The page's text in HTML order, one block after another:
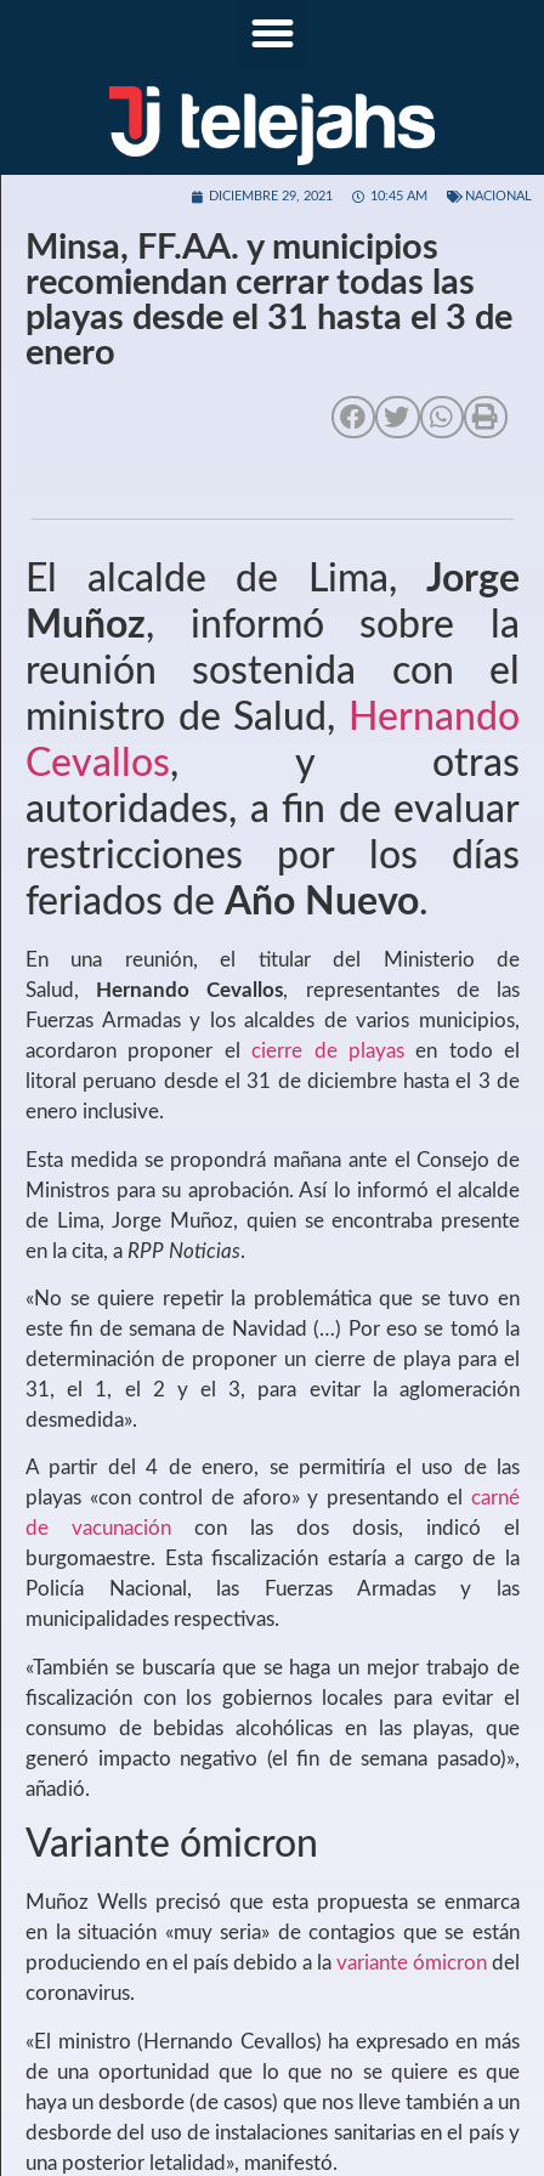
DICIEMBRE 29, 2021 10:45 AM NACIONAL
Minsa, FF.AA. y municipios
recomiendan cerrar todas las
playas desde el 31 hasta el 3 de
enero
El alcalde de Lima, Jorge
Muñoz, informó sobre la
reunión sostenida con el
ministro de Salud, Hernando
Cevallos, y otras
autoridades, a fin de evaluar
restricciones por los días
feriados de Año Nuevo.
En una reunión, el titular del Ministerio de
Salud,
Hernando Cevallos, representantes de las
Fuerzas Armadas y los alcaldes de varios municipios,
acordaron proponer elcierre de playasen todo el
litoral peruano desde el 31 de diciembre hasta el 3 de
enero inclusive.
Esta medida se propondrá mañana ante el Consejo de
Ministros para su aprobación. Así lo informó el alcalde
de Lima, Jorge Muñoz, quien se encontraba presente
en la cita, a RPP Noticias.
«No se quiere repetir la problemática que se tuvo en
este fin de semana de Navidad (…) Por eso se tomó la
determinación de proponer un cierre de playa para el
31, el 1, el 2 y el 3, para evitar la aglomeración
desmedida».
A partir del 4 de enero, se permitiría el uso de las
playas «con control de aforo» y presentando el carné
de vacunación con las dos dosis, indicó el
burgomaestre. Esta fiscalización estaría a cargo de la
Policía Nacional, las Fuerzas Armadas y las
municipalidades respectivas.
«También se buscaría que se haga un mejor trabajo de
fiscalización con los gobiernos locales para evitar el
consumo de bebidas alcohólicas en las playas, que
generó impacto negativo (el fin de semana pasado)»,
añadió.
Variante ómicron
Muñoz Wells precisó que esta propuesta se enmarca
en la situación «muy seria» de contagios que se están
produciendo en el país debido a la variante ómicron del
coronavirus.
«El ministro (Hernando Cevallos) ha expresado en más
de una oportunidad que lo que no se quiere es que
haya un desborde (de casos) que nos lleve también a un
desborde del uso de instalaciones sanitarias en el país y
una posterior letalidad», manifestó.